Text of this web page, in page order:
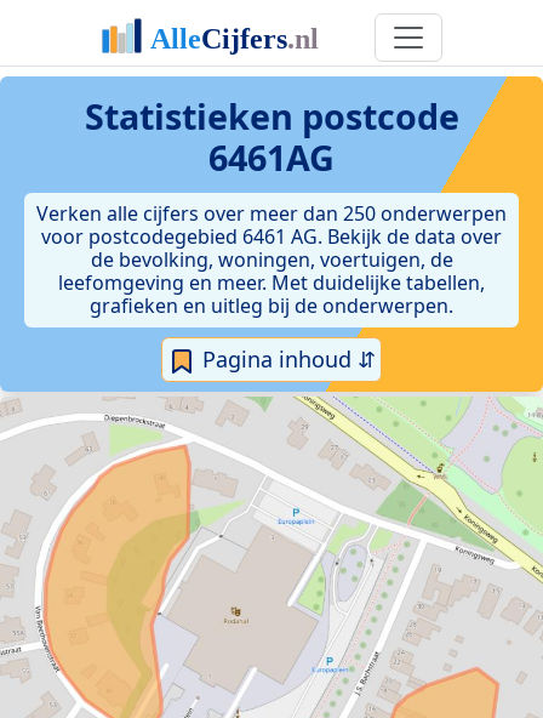
Statistieken postcode
6461AG
Verken alle cijfers over meer dan 250 onderwerpen
voor postcodegebied 6461 AG. Bekijk de data over
de bevolking, woningen, voertuigen, de
leefomgeving en meer. Met duidelijke tabellen,
grafieken en uitleg bij de onderwerpen.
Pagina inhoud ⇵